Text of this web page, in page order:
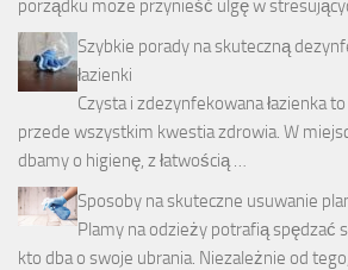
porządku może przynieść ulgę w
Szybkie porady na skuteczną
łazienki
Czysta i zdezynfekowana łazienka
przede wszystkim kwestia zdrowia. W
dbamy o higienę, z łatwością …
Sposoby na skuteczne usuwanie
Plamy na odzieży potrafią spędzać
kto dba o swoje ubrania. Niezależnie od